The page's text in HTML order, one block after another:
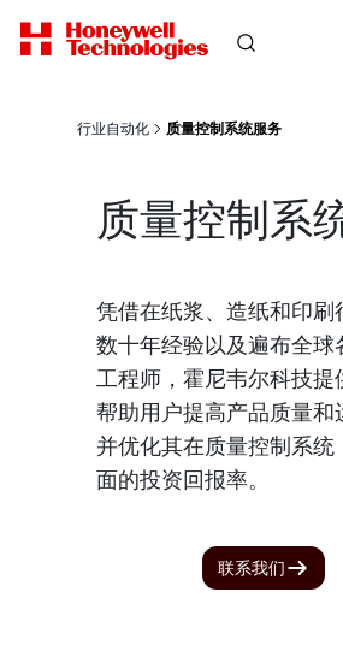
行业自动化 质量控制系统服务
质量控制系
凭借在纸浆、造纸和印刷
数十年经验以及遍布全球
工程师，霍尼韦尔科技提
帮助用户提高产品质量和
并优化其在质量控制系统
面的投资回报率。
联系我们